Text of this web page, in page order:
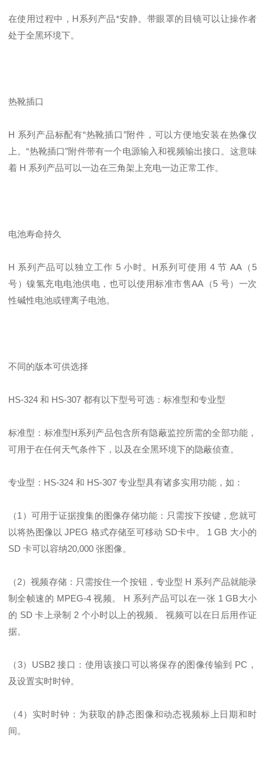
在使用过程中，H系列产品*安静。带眼罩的目镜可以让操作者
处于全黑环境下。
热靴插口
H 系列产品标配有“热靴插口”附件，可以方便地安装在热像仪
上。“热靴插口”附件带有一个电源输入和视频输出接口。这意味
着 H 系列产品可以一边在三角架上充电一边正常工作。
电池寿命持久
H 系列产品可以独立工作 5 小时。H系列可使用 4 节 AA（5
号）镍氢充电电池供电，也可以使用标准市售AA（5 号）一次
性碱性电池或锂离子电池。
不同的版本可供选择
HS-324 和 HS-307 都有以下型号可选：标准型和专业型
标准型：标准型H系列产品包含所有隐蔽监控所需的全部功能，
可用于在任何天气条件下，以及在全黑环境下的隐蔽侦查。
专业型：HS-324 和 HS-307 专业型具有诸多实用功能，如：
（1）可用于证据搜集的图像存储功能：只需按下按键，您就可
以将热图像以 JPEG 格式存储至可移动 SD卡中。 1 GB 大小的
SD 卡可以容纳20,000 张图像。
（2）视频存储：只需按住一个按钮，专业型 H 系列产品就能录
制全帧速的 MPEG-4 视频。 H 系列产品可以在一张 1 GB大小
的 SD 卡上录制 2 个小时以上的视频。 视频可以在日后用作证
据。
（3）USB2 接口：使用该接口可以将保存的图像传输到 PC，
及设置实时时钟。
（4）实时时钟：为获取的静态图像和动态视频标上日期和时
间。